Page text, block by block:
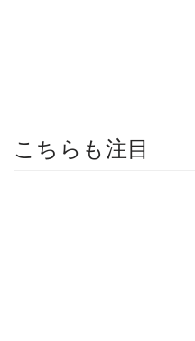
こちらも注目